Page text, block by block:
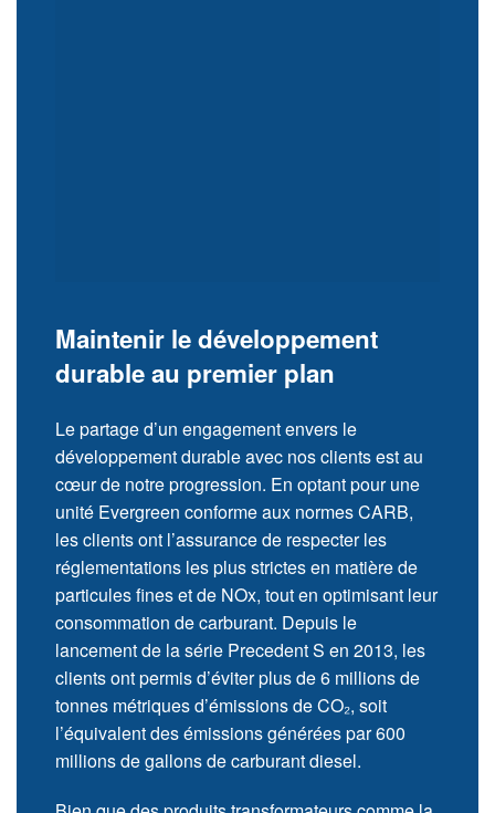
Maintenir le développement
durable au premier plan
Le partage d’un engagement envers le
développement durable avec nos clients est au
cœur de notre progression. En optant pour une
unité Evergreen conforme aux normes CARB,
les clients ont l’assurance de respecter les
réglementations les plus strictes en matière de
particules fines et de NOx, tout en optimisant leur
consommation de carburant. Depuis le
lancement de la série Precedent S en 2013, les
clients ont permis d’éviter plus de 6 millions de
tonnes métriques d’émissions de CO₂, soit
l’équivalent des émissions générées par 600
millions de gallons de carburant diesel.